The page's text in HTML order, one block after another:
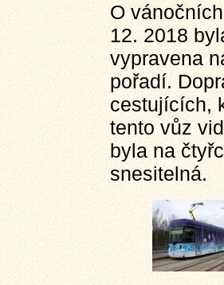
O
12. 2018
vypravena
pořadí.
cestujících,
tento vůz
byla na
snesitelná.